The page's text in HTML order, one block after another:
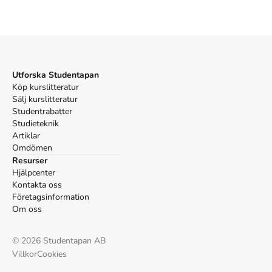
Utforska Studentapan
Köp kurslitteratur
Sälj kurslitteratur
Studentrabatter
Studieteknik
Artiklar
Omdömen
Resurser
Hjälpcenter
Kontakta oss
Företagsinformation
Om oss
© 2026 Studentapan AB
VillkorCookies